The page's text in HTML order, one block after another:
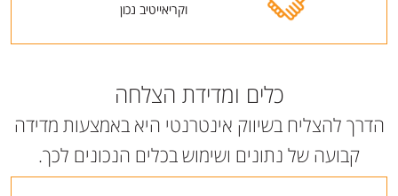
וקריאייטיב נכון
כלים ומדידת הצלחה
הדרך להצליח בשיווק אינטרנטי היא באמצעות מדידה
קבועה של נתונים ושימוש בכלים הנכונים לכך.